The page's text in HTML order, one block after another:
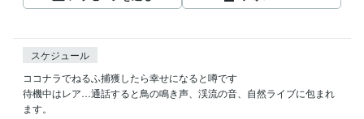
スケジュール
ココナラでねるふ捕獲したら幸せになると噂です
待機中はレア…通話すると鳥の鳴き声、渓流の音、自然ライブに包まれ
ます。